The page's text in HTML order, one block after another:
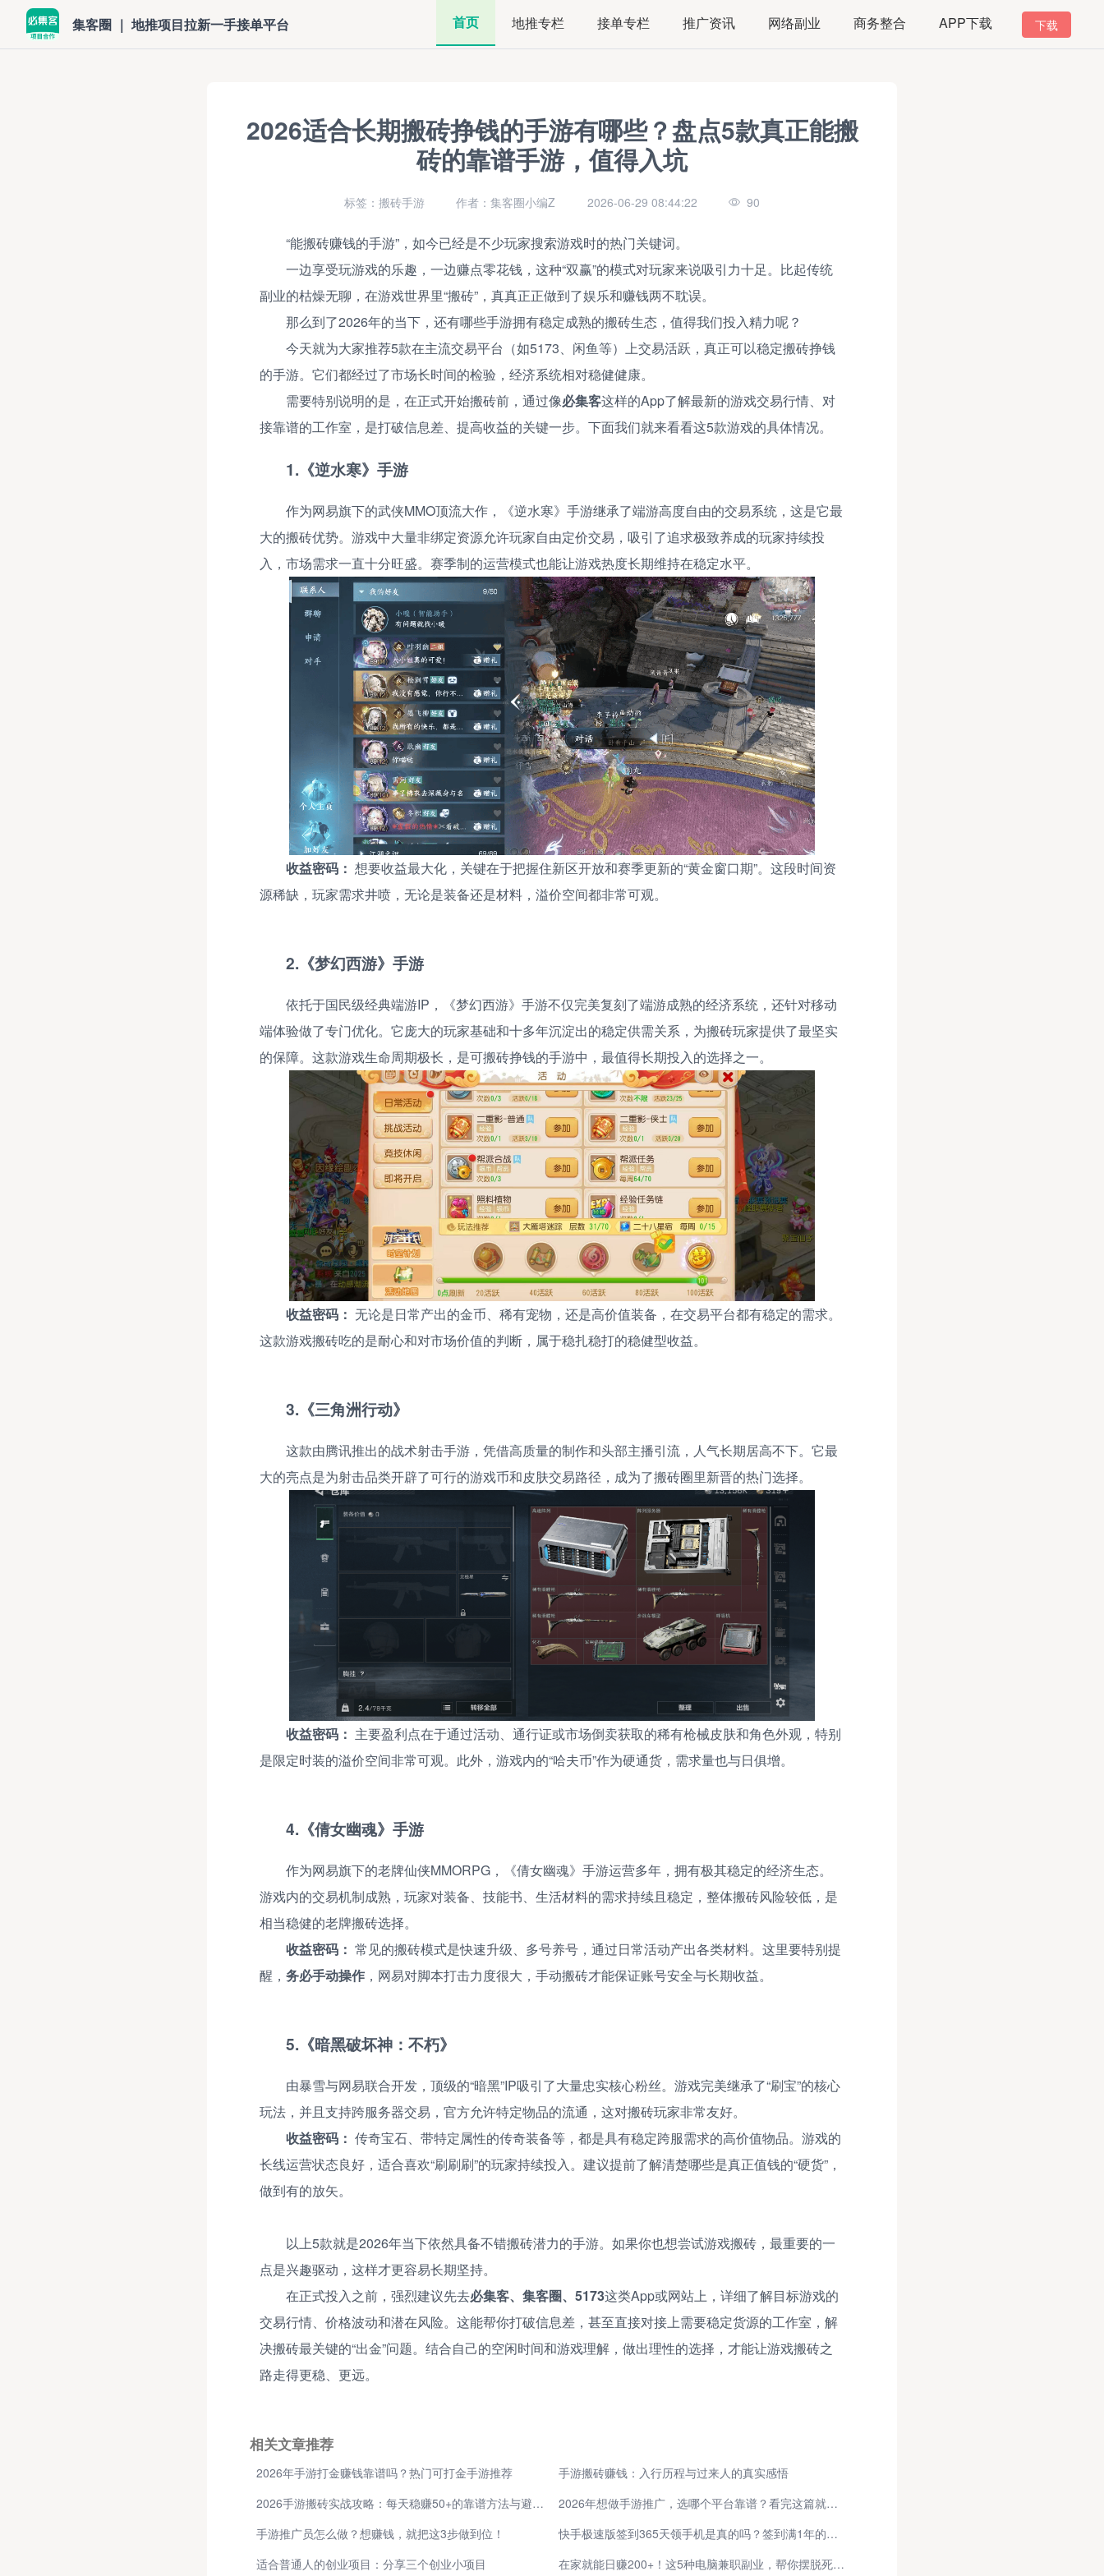
集客圈 ｜ 地推项目拉新一手接单平台 首页 地推专栏 接单专栏 推广资讯 网络副业 商务整合 APP下载 下载
2026适合长期搬砖挣钱的手游有哪些？盘点5款真正能搬
砖的靠谱手游，值得入坑
标签：搬砖手游 作者：集客圈小编Z 2026-06-29 08:44:22 90
“能搬砖赚钱的手游”，如今已经是不少玩家搜索游戏时的热门关键词。
一边享受玩游戏的乐趣，一边赚点零花钱，这种“双赢”的模式对玩家来说吸引力十足。比起传统
副业的枯燥无聊，在游戏世界里“搬砖”，真真正正做到了娱乐和赚钱两不耽误。
那么到了2026年的当下，还有哪些手游拥有稳定成熟的搬砖生态，值得我们投入精力呢？
今天就为大家推荐5款在主流交易平台（如5173、闲鱼等）上交易活跃，真正可以稳定搬砖挣钱
的手游。它们都经过了市场长时间的检验，经济系统相对稳健健康。
需要特别说明的是，在正式开始搬砖前，通过像必集客这样的App了解最新的游戏交易行情、对
接靠谱的工作室，是打破信息差、提高收益的关键一步。下面我们就来看看这5款游戏的具体情况。
1.《逆水寒》手游
作为网易旗下的武侠MMO顶流大作，《逆水寒》手游继承了端游高度自由的交易系统，这是它最
大的搬砖优势。游戏中大量非绑定资源允许玩家自由定价交易，吸引了追求极致养成的玩家持续投
入，市场需求一直十分旺盛。赛季制的运营模式也能让游戏热度长期维持在稳定水平。
收益密码： 想要收益最大化，关键在于把握住新区开放和赛季更新的“黄金窗口期”。这段时间资
源稀缺，玩家需求井喷，无论是装备还是材料，溢价空间都非常可观。
2.《梦幻西游》手游
依托于国民级经典端游IP，《梦幻西游》手游不仅完美复刻了端游成熟的经济系统，还针对移动
端体验做了专门优化。它庞大的玩家基础和十多年沉淀出的稳定供需关系，为搬砖玩家提供了最坚实
的保障。这款游戏生命周期极长，是可搬砖挣钱的手游中，最值得长期投入的选择之一。
收益密码： 无论是日常产出的金币、稀有宠物，还是高价值装备，在交易平台都有稳定的需求。
这款游戏搬砖吃的是耐心和对市场价值的判断，属于稳扎稳打的稳健型收益。
3.《三角洲行动》
这款由腾讯推出的战术射击手游，凭借高质量的制作和头部主播引流，人气长期居高不下。它最
大的亮点是为射击品类开辟了可行的游戏币和皮肤交易路径，成为了搬砖圈里新晋的热门选择。
收益密码： 主要盈利点在于通过活动、通行证或市场倒卖获取的稀有枪械皮肤和角色外观，特别
是限定时装的溢价空间非常可观。此外，游戏内的“哈夫币”作为硬通货，需求量也与日俱增。
4.《倩女幽魂》手游
作为网易旗下的老牌仙侠MMORPG，《倩女幽魂》手游运营多年，拥有极其稳定的经济生态。
游戏内的交易机制成熟，玩家对装备、技能书、生活材料的需求持续且稳定，整体搬砖风险较低，是
相当稳健的老牌搬砖选择。
收益密码： 常见的搬砖模式是快速升级、多号养号，通过日常活动产出各类材料。这里要特别提
醒， 务必手动操作 ，网易对脚本打击力度很大，手动搬砖才能保证账号安全与长期收益。
5.《暗黑破坏神：不朽》
由暴雪与网易联合开发，顶级的“暗黑”IP吸引了大量忠实核心粉丝。游戏完美继承了“刷宝”的核心
玩法，并且支持跨服务器交易，官方允许特定物品的流通，这对搬砖玩家非常友好。
收益密码： 传奇宝石、带特定属性的传奇装备等，都是具有稳定跨服需求的高价值物品。游戏的
长线运营状态良好，适合喜欢“刷刷刷”的玩家持续投入。建议提前了解清楚哪些是真正值钱的“硬货”，
做到有的放矢。
以上5款就是2026年当下依然具备不错搬砖潜力的手游。如果你也想尝试游戏搬砖，最重要的一
点是兴趣驱动，这样才更容易长期坚持。
在正式投入之前，强烈建议先去必集客、集客圈、5173这类App或网站上，详细了解目标游戏的
交易行情、价格波动和潜在风险。这能帮你打破信息差，甚至直接对接上需要稳定货源的工作室，解
决搬砖最关键的“出金”问题。结合自己的空闲时间和游戏理解，做出理性的选择，才能让游戏搬砖之
路走得更稳、更远。
相关文章推荐
2026年手游打金赚钱靠谱吗？热门可打金手游推荐
手游搬砖赚钱：入行历程与过来人的真实感悟
2026手游搬砖实战攻略：每天稳赚50+的靠谱方法与避坑要点
2026年想做手游推广，选哪个平台靠谱？看完这篇就懂了！
手游推广员怎么做？想赚钱，就把这3步做到位！
快手极速版签到365天领手机是真的吗？签到满1年的亲身经历，为你揭秘真相！
适合普通人的创业项目：分享三个创业小项目
在家就能日赚200+！这5种电脑兼职副业，帮你摆脱死工资